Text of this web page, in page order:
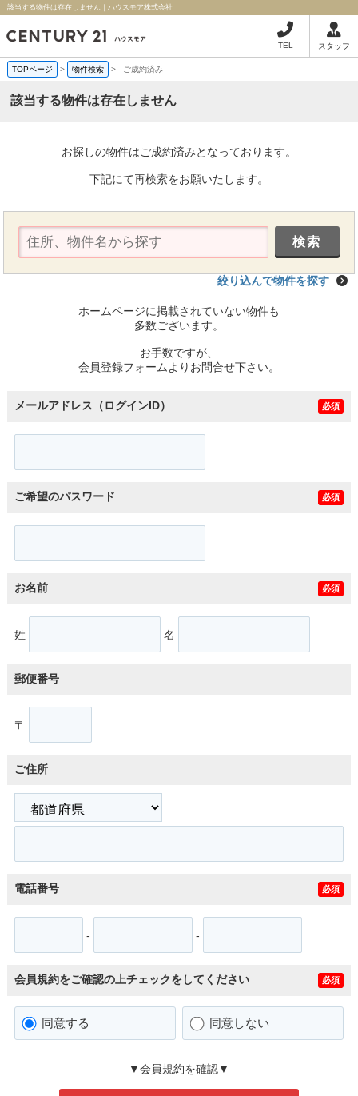
該当する物件は存在しません｜ハウスモア株式会社
TEL スタッフ
TOPページ > 物件検索 >- ご成約済み
該当する物件は存在しません
お探しの物件はご成約済みとなっております。
下記にて再検索をお願いたします。
絞り込んで物件を探す
ホームページに掲載されていない物件も
多数ございます。
お手数ですが、
会員登録フォームよりお問合せ下さい。
メールアドレス（ログインID） 必須
ご希望のパスワード 必須
お名前 必須
姓 名
郵便番号
〒
ご住所
電話番号 必須
- -
会員規約をご確認の上チェックをしてください 必須
同意する 同意しない
▼会員規約を確認▼